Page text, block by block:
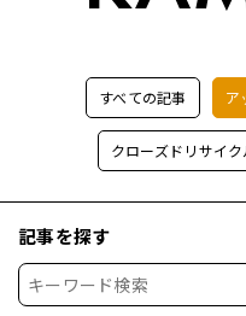
会社を知る
お問い合わせ
ニュース
セミナー情報
すべての記事 ア
クローズドリサイク
記事を探す